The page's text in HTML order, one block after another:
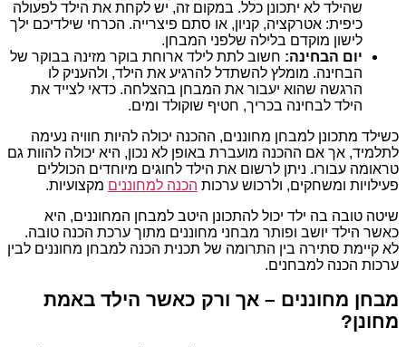
שהילד לא יתכונן כלל. במקום זה, יש לקחת את הילד לפעולה
כיפית: אטרקציה, קניון, או סתם פיצרייה. הכרחי שילדיכם ילך
לישון מוקדם בלילה שלפני המבחן.
יום הבחינה: חשוב לתת לילד ארוחת בוקר מזינה בבוקר של
הבחינה. מומלץ להשתדל להרגיע את הילד, ולהעניק לו
הרגשה שהוא יעבור את המבחן בהצלחה. כדאי לצייד את
הילד לבחינה בכריך, חטיף שוקולד ומים.
כשילד מתכונן למבחן מחוננים, ההכנה יכולה להיות חוויה נעימה
לתלמיד, אך אם ההכנה מועברת באופן לא נכון, היא יכולה להוות גם
טראומה עבורו. ניתן לרשום את הילד לחוגים מיוחדים הכוללים
פעילויות ומשחקים, ולרכוש ערכות הכנה למחוננים מקצועיות.
שיטה טובה בה ילד יכול להתכונן היטב למבחן המחוננים, היא
כאשר הילד יושב ופותר מבחני מחוננים מתוך ערכת הכנה טובה.
לא קיימת סתירה בין התרומה של תכנית הכנה למבחן מחוננים לבין
ערכות הכנה למבחנים.
מבחן מחוננים – אך ורק כאשר הילד באמת
מחונן?